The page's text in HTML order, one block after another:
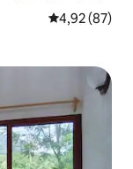
4,92 de uma
4,92 (87)